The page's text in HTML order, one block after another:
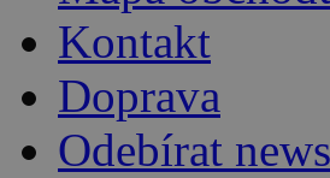
Kontakt
Doprava
Odebírat